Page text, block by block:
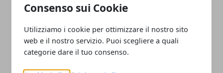
Consenso sui Cookie
Utilizziamo i cookie per ottimizzare il nostro sito
web e il nostro servizio. Puoi scegliere a quali
categorie dare il tuo consenso.
Articolo Precedente